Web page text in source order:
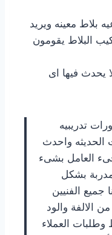
بلاط معينه ويريد
البلاط يقومون
يحدث فيها اى
تدريبيه
الحديثه واحدث
العامل بشىء
بشكل
جميع الفنيين
الالفة والود
العملاء